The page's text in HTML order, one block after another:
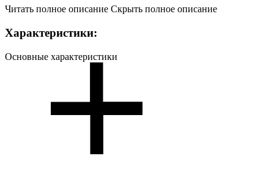
Читать полное описание Скрыть полное описание
Характеристики:
Основные характеристики